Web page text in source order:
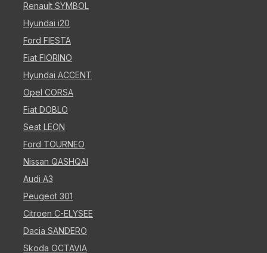
Renault SYMBOL
Hyundai i20
Ford FIESTA
Fiat FIORINO
Hyundai ACCENT
Opel CORSA
Fiat DOBLO
Seat LEON
Ford TOURNEO
Nissan QASHQAI
Audi A3
Peugeot 301
Citroen C-ELYSEE
Dacia SANDERO
Skoda OCTAVIA